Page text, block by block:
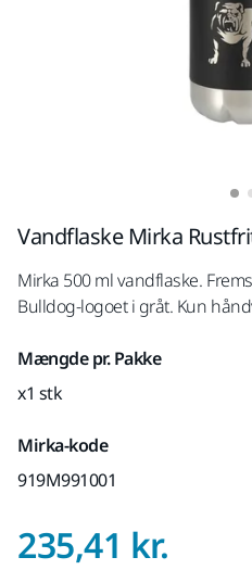
Vandflaske Mirka
Mirka 500 ml vandflaske.
Bulldog-logoet i gråt. Kun
Mængde pr. Pakke
x1 stk
Mirka-kode
919M991001
235,41 kr.